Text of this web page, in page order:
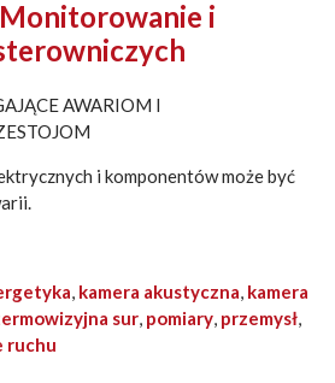
i
AWARIOM I
i komponentów może być
, kamera akustyczna, kamera
sur, pomiary, przemysł,
ruchu